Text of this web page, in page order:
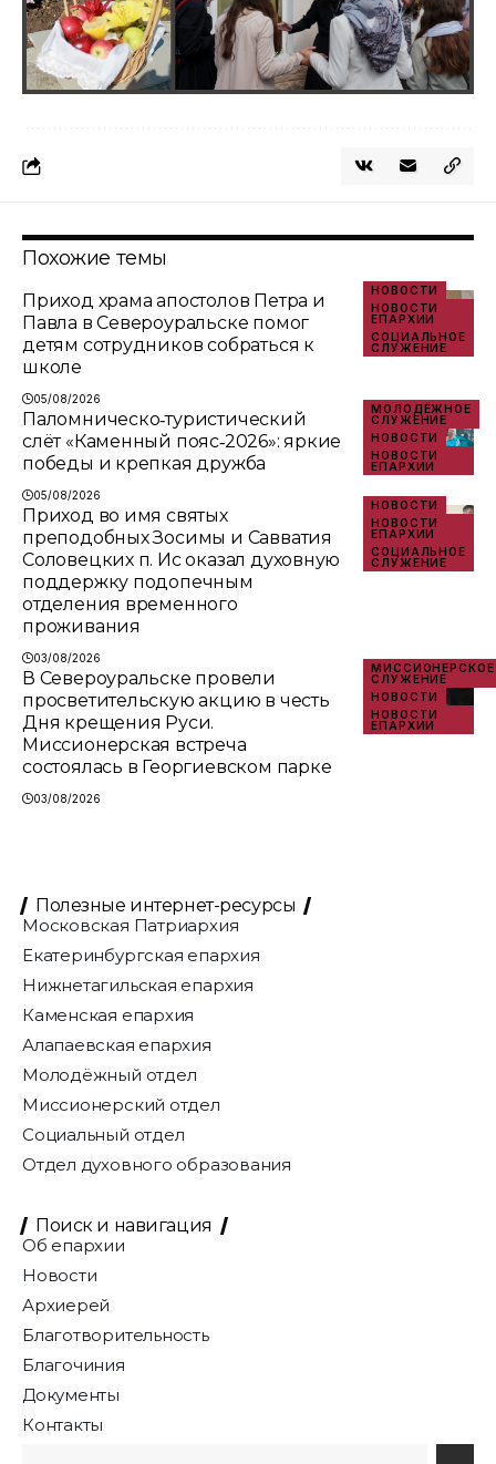
Похожие темы
НОВОСТИ
НОВОСТИ
ЕПАРХИИ
СОЦИАЛЬНОЕ
СЛУЖЕНИЕ
Приход храма апостолов Петра и
Павла в Североуральске помог
детям сотрудников собраться к
школе
05/08/2026
МОЛОДЁЖНОЕ
СЛУЖЕНИЕ
НОВОСТИ
НОВОСТИ
ЕПАРХИИ
Паломническо‑туристический
слёт «Каменный пояс‑2026»: яркие
победы и крепкая дружба
05/08/2026
НОВОСТИ
НОВОСТИ
ЕПАРХИИ
СОЦИАЛЬНОЕ
СЛУЖЕНИЕ
Приход во имя святых
преподобных Зосимы и Савватия
Соловецких п. Ис оказал духовную
поддержку подопечным
отделения временного
проживания
03/08/2026
МИССИОНЕРСКОЕ
СЛУЖЕНИЕ
НОВОСТИ
НОВОСТИ
ЕПАРХИИ
В Североуральске провели
просветительскую акцию в честь
Дня крещения Руси.
Миссионерская встреча
состоялась в Георгиевском парке
03/08/2026
Полезные интернет-ресурсы
Московская Патриархия
Екатеринбургская епархия
Нижнетагильская епархия
Каменская епархия
Алапаевская епархия
Молодёжный отдел
Миссионерский отдел
Социальный отдел
Отдел духовного образования
Поиск и навигация
Об епархии
Новости
Архиерей
Благотворительность
Благочиния
Документы
Контакты